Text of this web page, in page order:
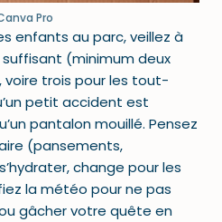
Pro
enfants au parc, veillez à
(minimum deux
voire trois pour les tout-
petit accident est
pantalon mouillé. Pensez
(pansements,
change pour les
la météo pour ne pas
gâcher votre quête en